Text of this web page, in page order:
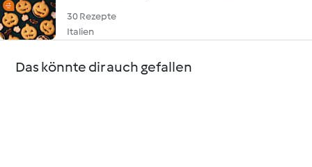
30 Rezepte
Italien
Das könnte dir auch gefallen